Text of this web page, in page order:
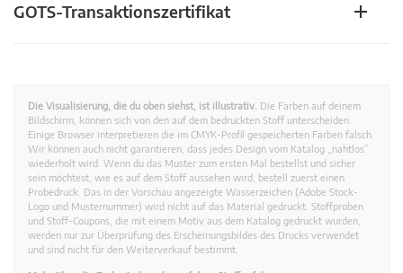
GOTS-Transaktionszertifikat
Die Visualisierung, die du oben siehst, ist illustrativ. Die Farben auf deinem
Bildschirm, können sich von den auf dem bedruckten Stoff unterscheiden.
Einige Browser interpretieren die im CMYK-Profil gespeicherten Farben falsch.
Wir können auch nicht garantieren, dass jedes Design vom Katalog „nahtlos”
wiederholt wird. Wenn du das Muster zum ersten Mal bestellst und sicher
sein möchtest, wie es auf dem Stoff aussehen wird, bestell zuerst einen
Probedruck. Das in der Vorschau angezeigte Wasserzeichen (Adobe Stock-
Logo und Musternummer) wird nicht auf das Material gedruckt. Stoffproben
und Stoff-Coupons, die mit einem Motiv aus dem Katalog gedruckt wurden,
werden nur zur Überprüfung des Erscheinungsbildes des Drucks verwendet
und sind nicht für den Weiterverkauf bestimmt.